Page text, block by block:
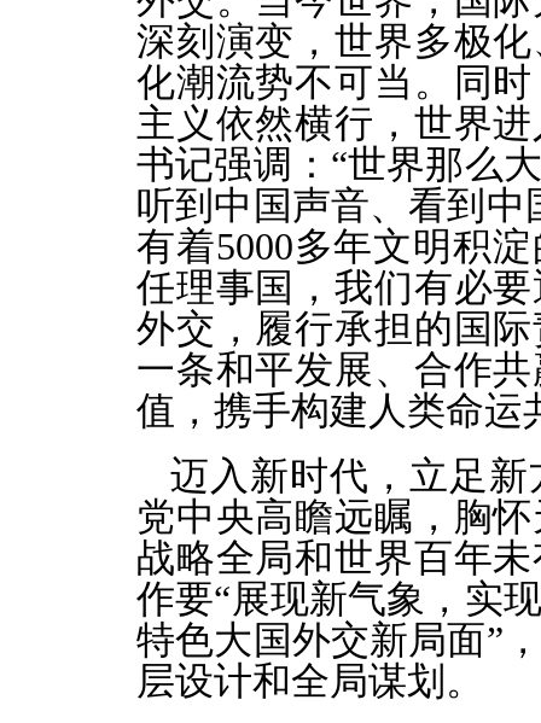
深刻演变，世界多极
化潮流势不可当。同
主义依然横行，世界
书记强调：“世界那么
听到中国声音、看到中
有着5000多年文明积
任理事国，我们有必
外交，履行承担的国
一条和平发展、合作
值，携手构建人类命运
迈入新时代，立足
党中央高瞻远瞩，胸
战略全局和世界百年
作要“展现新气象，实
特色大国外交新局面”
层设计和全局谋划。